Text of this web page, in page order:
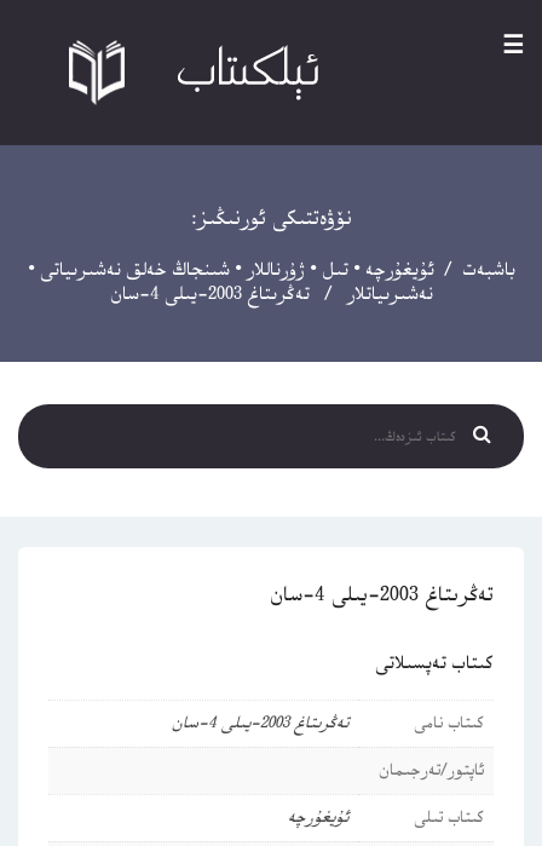
☰
نۆۋەتتىكى ئورنىڭىز:
باشبەت /ئۇيغۇرچە •تىل • ژۇرناللار •شىنجاڭ خەلق نەشىرىياتى •
نەشىرىياتلار
/ تەڭرىتاغ 2003-يىلى 4-سان
تەڭرىتاغ 2003-يىلى 4-سان
كىتاب تەپسىلاتى
كىتاب نامى
تەڭرىتاغ 2003-يىلى 4-سان
ئاپتور/تەرجىمان
كىتاب تىلى
ئۇيغۇرچە